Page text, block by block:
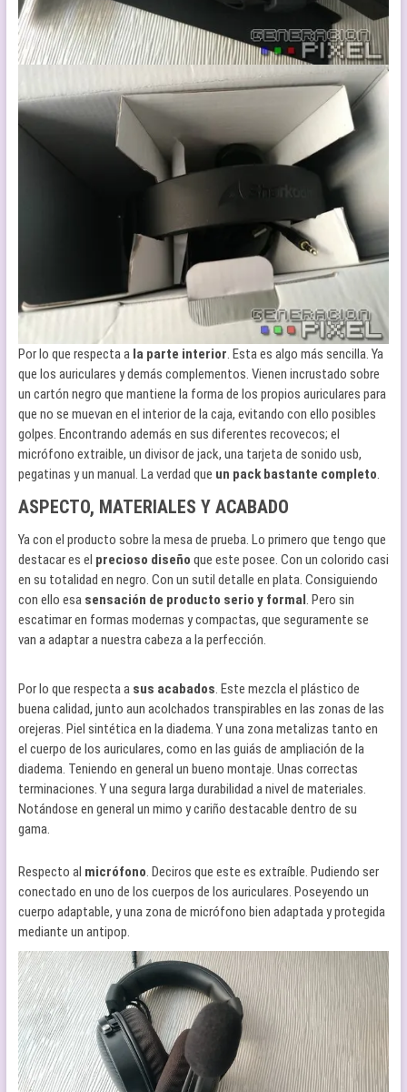
Por lo que respecta a la parte interior . Esta es algo más sencilla. Ya
que los auriculares y demás complementos. Vienen incrustado sobre
un cartón negro que mantiene la forma de los propios auriculares para
que no se muevan en el interior de la caja, evitando con ello posibles
golpes. Encontrando además en sus diferentes recovecos; el
micrófono extraible, un divisor de jack, una tarjeta de sonido usb,
pegatinas y un manual. La verdad que un pack bastante completo
ASPECTO, MATERIALES Y ACABADO
Ya con el producto sobre la mesa de prueba. Lo primero que tengo que
destacar es el precioso diseño que este posee. Con un colorido casi
en su totalidad en negro. Con un sutil detalle en plata. Consiguiendo
con ello esa sensación de producto serio y formal . Pero sin
escatimar en formas modernas y compactas, que seguramente se
van a adaptar a nuestra cabeza a la perfección.
Por lo que respecta a sus acabados . Este mezcla el plástico de
buena calidad, junto aun acolchados transpirables en las zonas de las
orejeras. Piel sintética en la diadema. Y una zona metalizas tanto en
el cuerpo de los auriculares, como en las guiás de ampliación de la
diadema. Teniendo en general un bueno montaje. Unas correctas
terminaciones. Y una segura larga durabilidad a nivel de materiales.
Notándose en general un mimo y cariño destacable dentro de su
gama.
Respecto al micrófono . Deciros que este es extraíble. Pudiendo ser
conectado en uno de los cuerpos de los auriculares. Poseyendo un
cuerpo adaptable, y una zona de micrófono bien adaptada y protegida
mediante un antipop.